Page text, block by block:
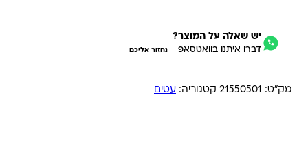
יש שאלה על המוצר?
דברו איתנו בוואטסאפ נחזור אליכם
מק"ט: 21550501 קטגוריה: עטים